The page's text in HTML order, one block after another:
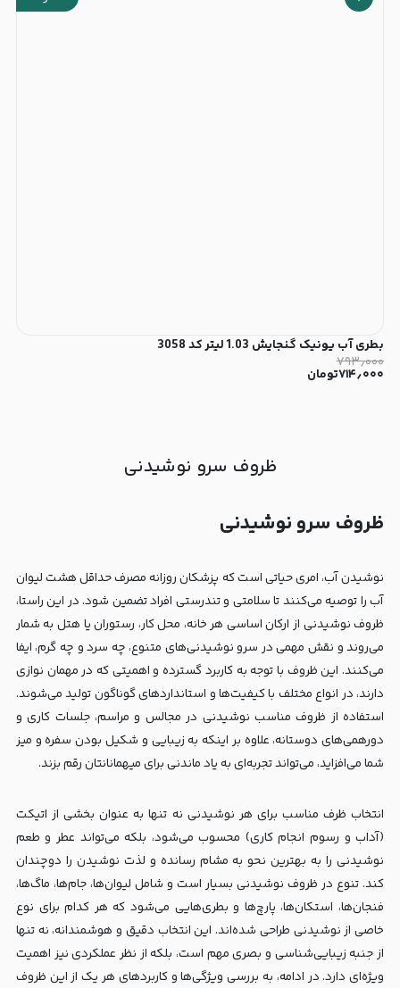
بطری آب یونیک گنجایش 1.03 لیتر کد 3058
۷۹۳٫۰۰۰
۷۱۴٫۰۰۰تومان
ظروف سرو نوشیدنی
ظروف سرو نوشیدنی
نوشیدن آب، امری حیاتی است که پزشکان روزانه مصرف حداقل هشت لیوان
آب را توصیه می‌کنند تا سلامتی و تندرستی افراد تضمین شود. در این راستا،
ظروف نوشیدنی از ارکان اساسی هر خانه، محل کار، رستوران یا هتل به شمار
می‌روند و نقش مهمی در سرو نوشیدنی‌های متنوع، چه سرد و چه گرم، ایفا
می‌کنند. این ظروف با توجه به کاربرد گسترده و اهمیتی که در مهمان نوازی
دارند، در انواع مختلف با کیفیت‌ها و استانداردهای گوناگون تولید می‌شوند.
استفاده از ظروف مناسب نوشیدنی در مجالس و مراسم، جلسات کاری و
دورهمی‌های دوستانه، علاوه بر اینکه به زیبایی و شکیل بودن سفره و میز
شما می‌افزاید، می‌تواند تجربه‌ای به یاد ماندنی برای میهمانانتان رقم بزند.
انتخاب ظرف مناسب برای هر نوشیدنی نه تنها به عنوان بخشی از اتیکت
(آداب و رسوم انجام کاری) محسوب می‌شود، بلکه می‌تواند عطر و طعم
نوشیدنی را به بهترین نحو به مشام رسانده و لذت نوشیدن را دوچندان
کند. تنوع در ظروف نوشیدنی بسیار است و شامل لیوان‌ها، جام‌ها، ماگ‌ها،
فنجان‌ها، استکان‌ها، پارچ‌ها و بطری‌هایی می‌شود که هر کدام برای نوع
خاصی از نوشیدنی طراحی شده‌اند. این انتخاب دقیق و هوشمندانه، نه تنها
از جنبه زیبایی‌شناسی و بصری مهم است، بلکه از نظر عملکردی نیز اهمیت
ویژه‌ای دارد. در ادامه، به بررسی ویژگی‌ها و کاربردهای هر یک از این ظروف